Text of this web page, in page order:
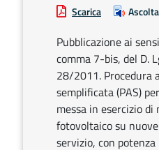
Scarica Ascolta
Pubblicazione ai
comma 7-bis, del D.
28/2011. Procedura
semplificata (PAS)
messa in esercizio
fotovoltaico su
servizio, con